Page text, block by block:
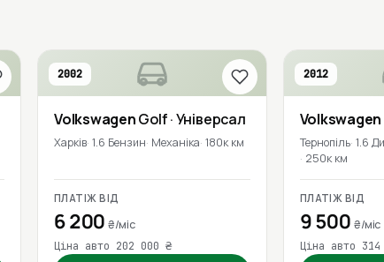
2002
VolkswagenGolf· Універсал
Харків 1.6 Бензин Механіка 180к км
ПЛАТІЖ ВІД
6 200₴/міс
Ціна авто 202 000 ₴
2012
Volkswagen
Тернопіль 1.6
250к км
ПЛАТІЖ ВІД
9 500 ₴/міс
Ціна авто